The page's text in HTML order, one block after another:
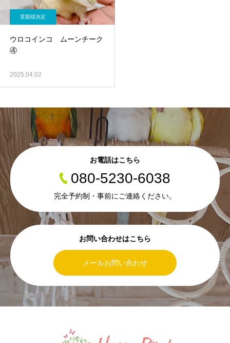
里親様決定
ウロコインコ ムーンチーク
④
2025.04.02
お問い合わせはこちら
メールお問い合わせ
お電話はこちら
080-5230-6038
完全予約制・事前にご連絡ください。